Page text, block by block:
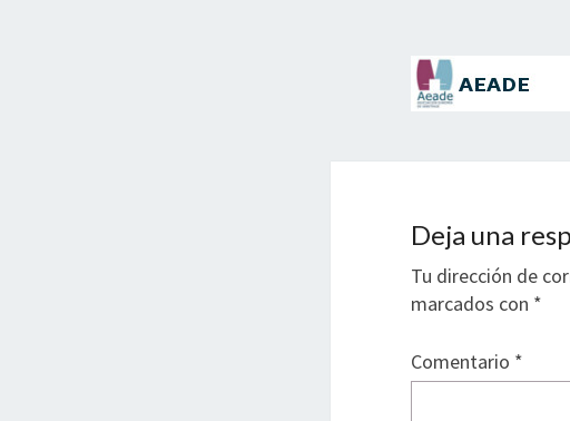
Deja una
Tu dirección de
marcados con *
Comentario *